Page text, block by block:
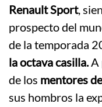
Renault Sport,
prospecto del
de la temporada
la octava casilla.A
de los mentores
sus hombros la